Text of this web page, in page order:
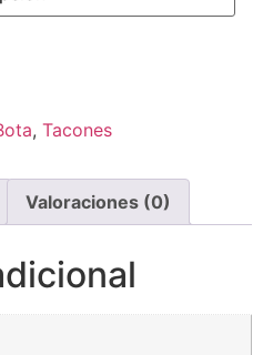
, Tacones
Valoraciones (0)